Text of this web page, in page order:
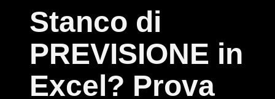
Stanco di
PREVISIONE in
Excel? Prova